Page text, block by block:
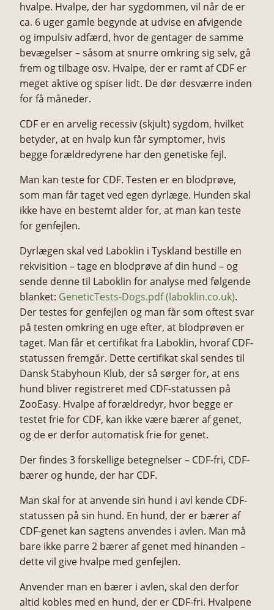
hvalpe. Hvalpe, der har sygdommen, vil når de er
ca. 6 uger gamle begynde at udvise en afvigende
og impulsiv adfærd, hvor de gentager de samme
bevægelser – såsom at snurre omkring sig selv, gå
frem og tilbage osv. Hvalpe, der er ramt af CDF er
meget aktive og spiser lidt. De dør desværre inden
for få måneder.​
CDF er en arvelig recessiv (skjult) sygdom, hvilket
betyder, at en hvalp kun får symptomer, hvis
begge forældredyrene har den genetiske fejl.​
Man kan teste for CDF. Testen er en blodprøve,
som man får taget ved egen dyrlæge. Hunden skal
ikke have en bestemt alder for, at man kan teste
for genfejlen.​
Dyrlægen skal ved Laboklin i Tyskland bestille en
rekvisition – tage en blodprøve af din hund – og
sende denne til Laboklin for analyse med følgende
blanket: GeneticTests-Dogs.pdf (laboklin.co.uk).
Der testes for genfejlen og man får som oftest svar
på testen omkring en uge efter, at blodprøven er
taget. Man får et certifikat fra Laboklin, hvoraf CDF-
statussen fremgår. Dette certifikat skal sendes til
Dansk Stabyhoun Klub, der så sørger for, at ens
hund bliver registreret med CDF-statussen på
ZooEasy. Hvalpe af forældredyr, hvor begge er
testet frie for CDF, kan ikke være bærer af genet,
og de er derfor automatisk frie for genet.​
Der findes 3 forskellige betegnelser – CDF-fri, CDF-
bærer og hunde, der har CDF.​
Man skal for at anvende sin hund i avl kende CDF-
statussen på sin hund. En hund, der er bærer af
CDF-genet kan sagtens anvendes i avlen. Man må
bare ikke parre 2 bærer af genet med hinanden –
dette vil give hvalpe med genfejlen.​
Anvender man en bærer i avlen, skal den derfor
altid kobles med en hund, der er CDF-fri. Hvalpene